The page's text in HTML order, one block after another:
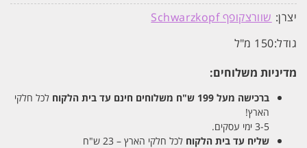
יצרן: שוורצקופף Schwarzkopf
גודל:150 מ"ל
מדיניות משלוחים:
ברכישה מעל 199 ש"ח משלוחים חינם עד בית הלקוח לכל חלקי
הארץ!
3-5 ימי עסקים.
שליח עד בית הלקוח לכל חלקי הארץ – 23 ש"ח